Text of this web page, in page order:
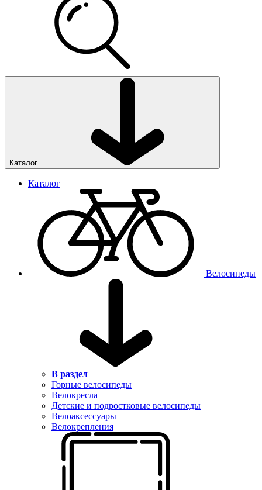
Каталог
Каталог
Велосипеды
В раздел
Горные велосипеды
Велокресла
Детские и подростковые велосипеды
Велоаксессуары
Велокрепления